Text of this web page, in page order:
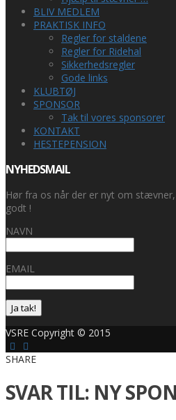
BLIV MEDLEM
PRAKTISK INFO
Regler for staldene
Regler for Ridehal
Sikkerhedsregler
Gode links
KLUBTØJ
SPONSOR
Tak til vores sponsorer
KONTAKT
HESTEPENSION
NYHEDSMAIL
Hør fra os når der er nyt om
godt !
NAVN
EMAIL
Ja tak!
VSRE Copyright © 2015
SHARE
SVAR TIL: NY